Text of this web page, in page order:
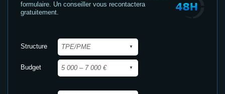
formulaire. Un conseiller vous recontactera
gratuitement.
Structure
Budget